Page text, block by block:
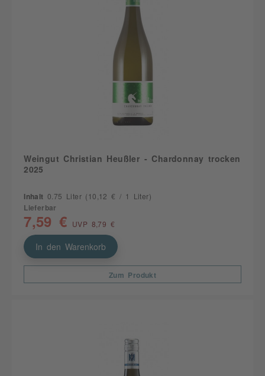
Weingut Christian Heußler - Chardonnay trocken
2025
Inhalt 0.75 Liter (10,12 € / 1 Liter)
Lieferbar
7,59 € UVP 8,79 €
In den Warenkorb
Zum Produkt